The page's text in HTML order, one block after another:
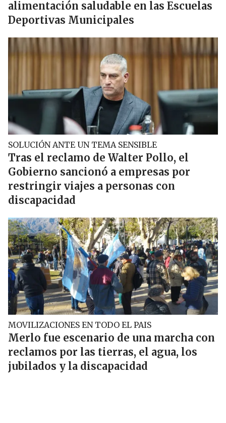
alimentación saludable en las Escuelas
Deportivas Municipales
SOLUCIÓN ANTE UN TEMA SENSIBLE
Tras el reclamo de Walter Pollo, el
Gobierno sancionó a empresas por
restringir viajes a personas con
discapacidad
MOVILIZACIONES EN TODO EL PAIS
Merlo fue escenario de una marcha con
reclamos por las tierras, el agua, los
jubilados y la discapacidad